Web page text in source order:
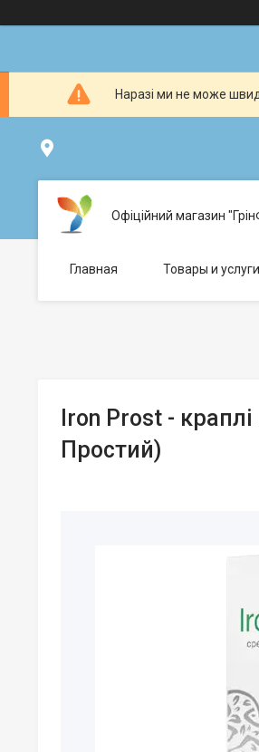
Наразі ми не може
Офіційний магазин
Главная Товары и услуги
Iron Prost -
Простий)